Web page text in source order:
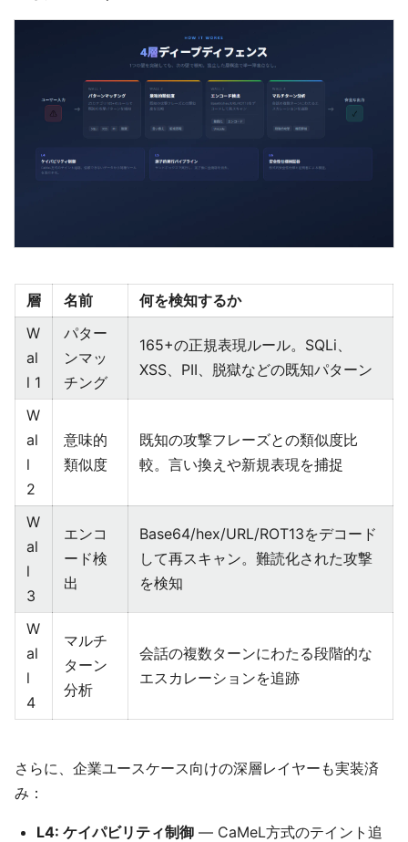
層 名前
何を検知するか
W
al
l 1
パター
ンマッ
チング
165+の正規表現ルール。SQLi、
XSS、PII、脱獄などの既知パターン
W
al
l
2
意味的
類似度
既知の攻撃フレーズとの類似度比
較。言い換えや新規表現を捕捉
W
al
l
3
エンコ
ード検
出
Base64/hex/URL/ROT13をデコード
して再スキャン。難読化された攻撃
を検知
W
al
l
4
マルチ
ターン
分析
会話の複数ターンにわたる段階的な
エスカレーションを追跡
さらに、企業ユースケース向けの深層レイヤーも実装済
み：
L4: ケイパビリティ制御 — CaMeL方式のテイント追